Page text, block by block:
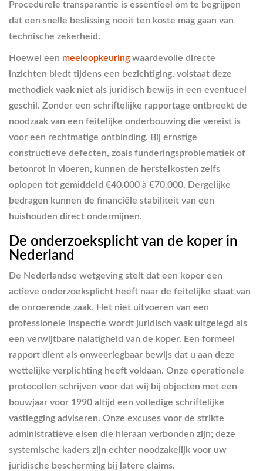
Procedurele transparantie is essentieel om te begrijpen
dat een snelle beslissing nooit ten koste mag gaan van
technische zekerheid.
Hoewel een meeloopkeuring waardevolle directe
inzichten biedt tijdens een bezichtiging, volstaat deze
methodiek vaak niet als juridisch bewijs in een eventueel
geschil. Zonder een schriftelijke rapportage ontbreekt de
noodzaak van een feitelijke onderbouwing die vereist is
voor een rechtmatige ontbinding. Bij ernstige
constructieve defecten, zoals funderingsproblematiek of
betonrot in vloeren, kunnen de herstelkosten zelfs
oplopen tot gemiddeld €40.000 à €70.000. Dergelijke
bedragen kunnen de financiële stabiliteit van een
huishouden direct ondermijnen.
De onderzoeksplicht van de koper in
Nederland
De Nederlandse wetgeving stelt dat een koper een
actieve onderzoeksplicht heeft naar de feitelijke staat van
de onroerende zaak. Het niet uitvoeren van een
professionele inspectie wordt juridisch vaak uitgelegd als
een verwijtbare nalatigheid van de koper. Een formeel
rapport dient als onweerlegbaar bewijs dat u aan deze
wettelijke verplichting heeft voldaan. Onze operationele
protocollen schrijven voor dat wij bij objecten met een
bouwjaar voor 1990 altijd een volledige schriftelijke
vastlegging adviseren. Onze excuses voor de strikte
administratieve eisen die hieraan verbonden zijn; deze
systemische kaders zijn echter noodzakelijk voor uw
juridische bescherming bij latere claims.